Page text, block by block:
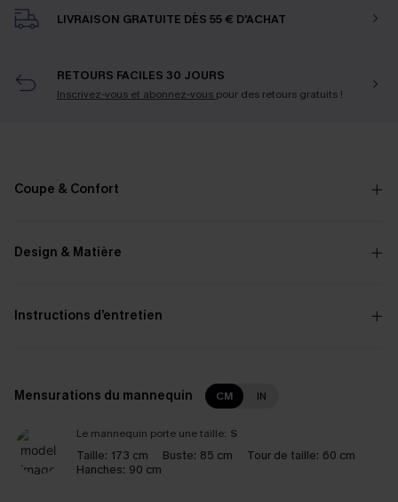
LIVRAISON GRATUITE DÈS 55 € D'ACHAT
RETOURS FACILES 30 JOURS
Inscrivez-vous et abonnez-vous pour des retours gratuits !
Coupe & Confort
Design & Matière
Instructions d’entretien
Mensurations du mannequin CM IN
Le mannequin porte une taille: S
Taille: 173 cm Buste: 85 cm Tour de taille: 60 cm
Hanches: 90 cm